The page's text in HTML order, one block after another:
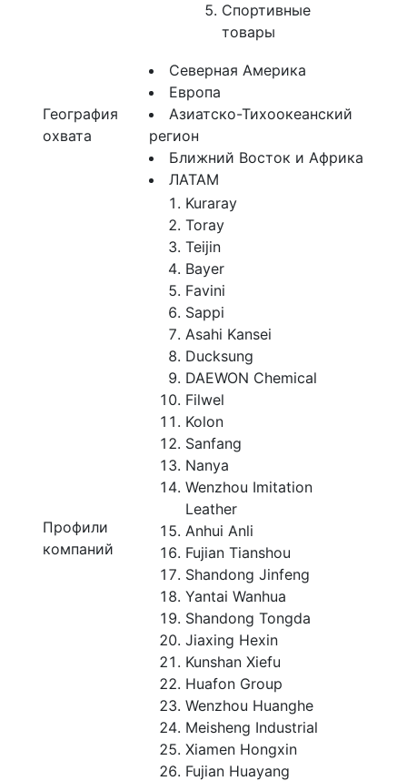
Спортивные
товары
География
охвата
Северная Америка
Европа
Азиатско-Тихоокеанский
регион
Ближний Восток и Африка
ЛАТАМ
Профили
компаний
Kuraray
Toray
Teijin
Bayer
Favini
Sappi
Asahi Kansei
Ducksung
DAEWON Chemical
Filwel
Kolon
Sanfang
Nanya
Wenzhou Imitation
Leather
Anhui Anli
Fujian Tianshou
Shandong Jinfeng
Yantai Wanhua
Shandong Tongda
Jiaxing Hexin
Kunshan Xiefu
Huafon Group
Wenzhou Huanghe
Meisheng Industrial
Xiamen Hongxin
Fujian Huayang